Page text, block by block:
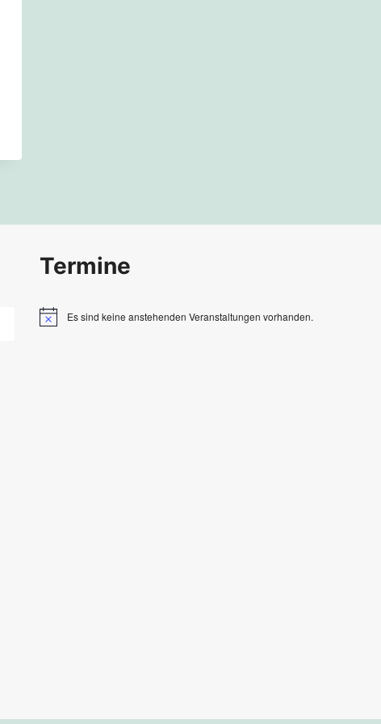
Termine
HinweisEs sind keine anstehenden Veranstaltungen vorhanden.